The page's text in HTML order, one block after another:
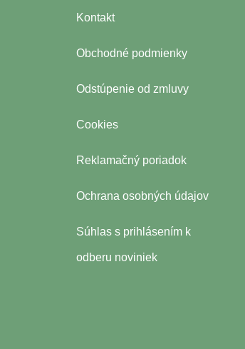
Kontakt
Obchodné podmienky
Odstúpenie od zmluvy
Cookies
Reklamačný poriadok
Ochrana osobných údajov
Súhlas s prihlásením k
odberu noviniek